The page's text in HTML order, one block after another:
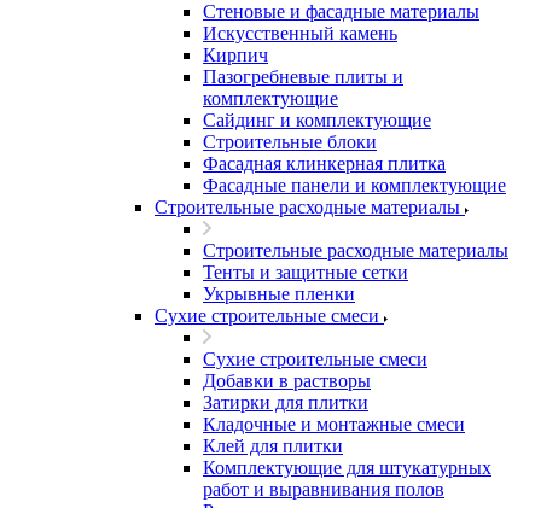
Стеновые и фасадные материалы
Искусственный камень
Кирпич
Пазогребневые плиты и
комплектующие
Сайдинг и комплектующие
Строительные блоки
Фасадная клинкерная плитка
Фасадные панели и комплектующие
Строительные расходные материалы
Строительные расходные материалы
Тенты и защитные сетки
Укрывные пленки
Сухие строительные смеси
Сухие строительные смеси
Добавки в растворы
Затирки для плитки
Кладочные и монтажные смеси
Клей для плитки
Комплектующие для штукатурных
работ и выравнивания полов